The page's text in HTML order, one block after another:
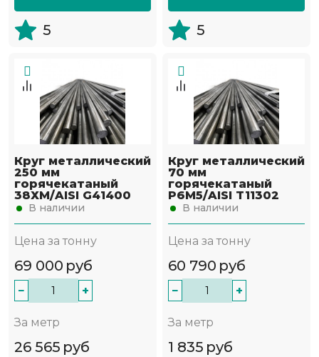
5 5
Круг металлический
250 мм
горячекатаный
38ХМ/AISI G41400
В наличии
Цена за тонну
69 000 руб
− +
За метр
26 565 руб
Круг металлический
70 мм
горячекатаный
Р6М5/AISI T11302
В наличии
Цена за тонну
60 790 руб
− +
За метр
1 835 руб